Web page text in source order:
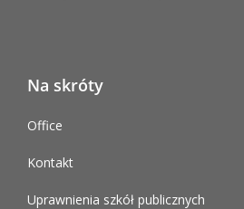
Na skróty
Office
Kontakt
Uprawnienia szkół publicznych